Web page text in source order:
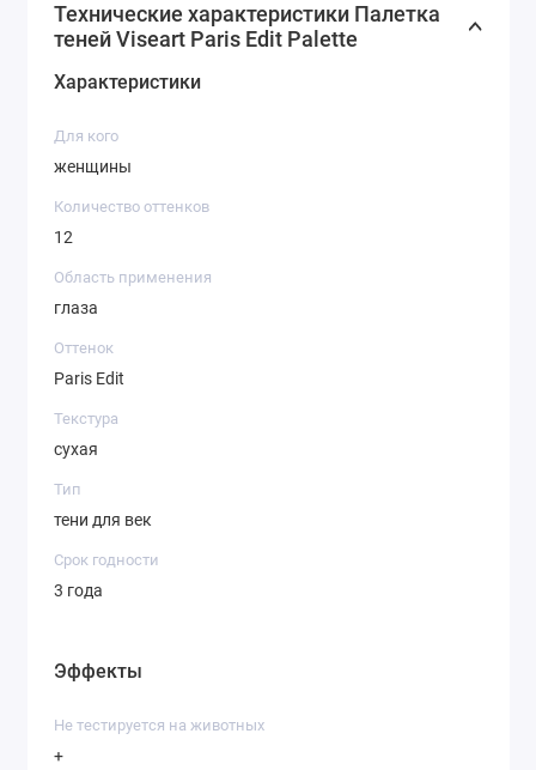
Технические характеристики Палетка
теней Viseart Paris Edit Palette
Характеристики
Для кого
женщины
Количество оттенков
12
Область применения
глаза
Оттенок
Paris Edit
Текстура
сухая
Тип
тени для век
Срок годности
3 года
Эффекты
Не тестируется на животных
+